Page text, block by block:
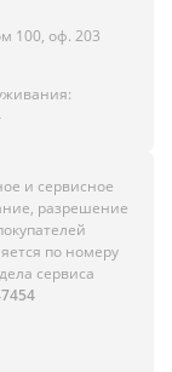
100, оф. 203
и сервисное
разрешение
по номеру
сервиса